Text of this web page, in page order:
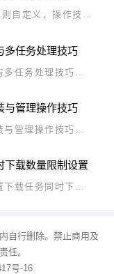
自定义，操作技巧
。通过合理设置，
体验。
多任务处理技巧
任务处理技巧帮
速切换和高效操
力。
与管理操作技巧
管理操作技巧提
帮助用户科学配置
览器功能使用体
下载数量限制设置
载任务同时下载
并发下载，提高网
自行删除。禁止商用及
任。
号-16